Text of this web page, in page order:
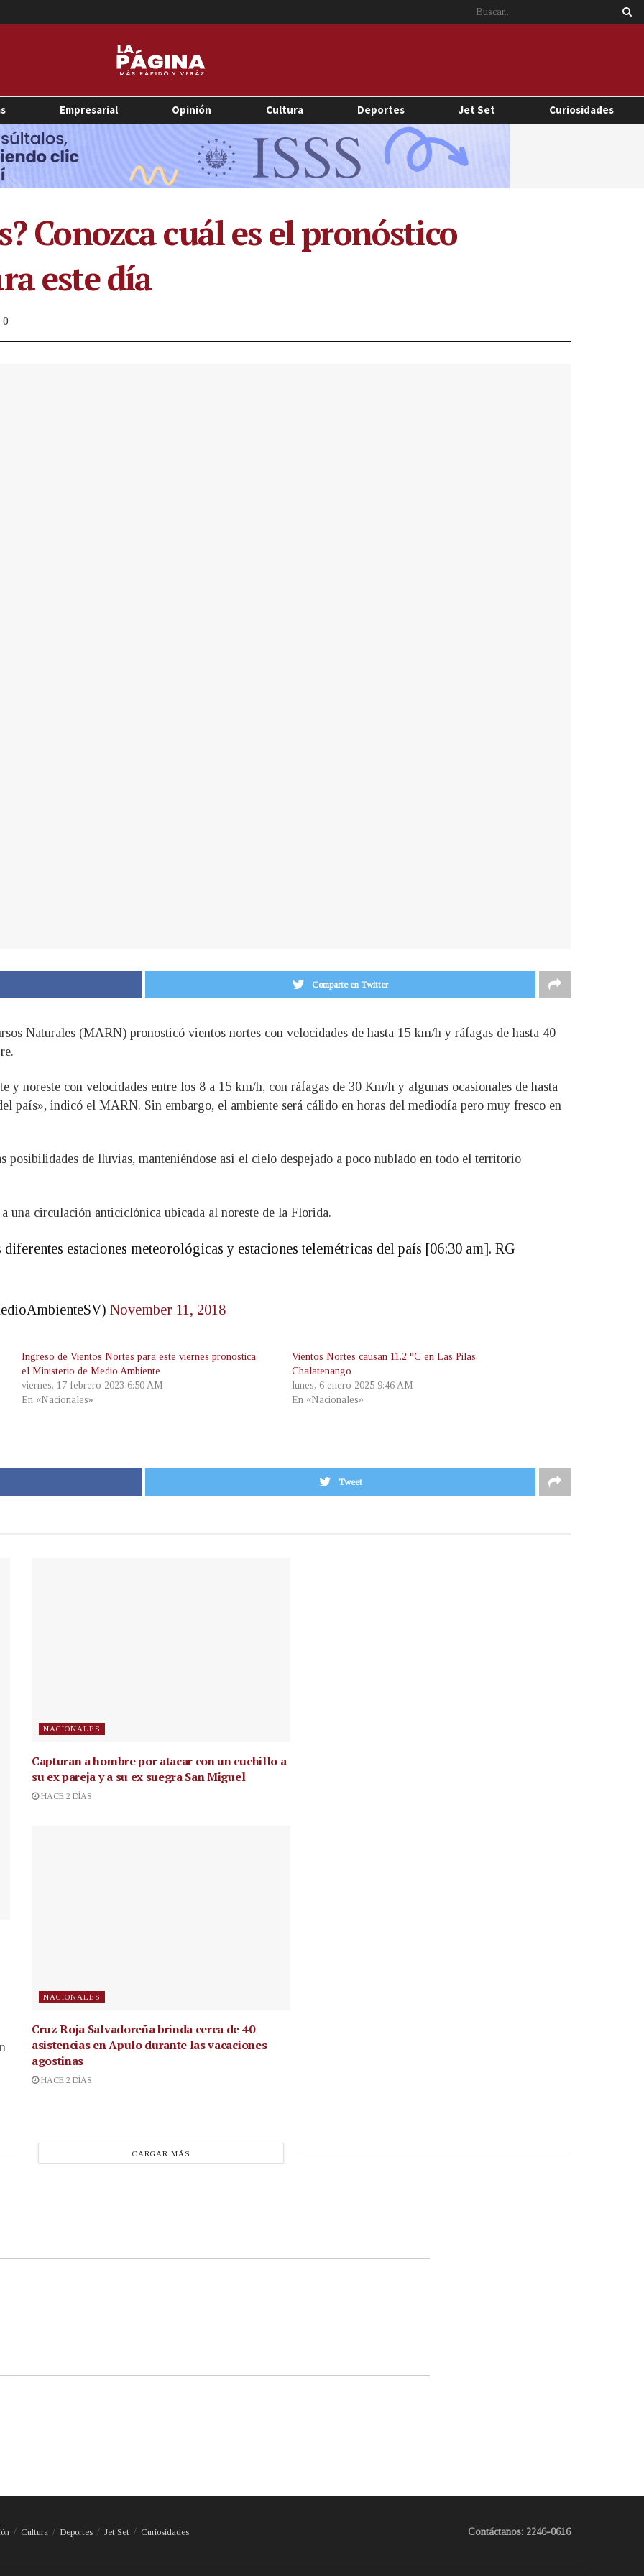
Empresarial Opinión Cultura Deportes Jet Set Curiosidades
Conozca cuál es el pronóstico
este día
0
Comparte en Twitter
Naturales (MARN) pronosticó vientos nortes con velocidades de hasta 15 km/h y ráfagas de hasta 40
y noreste con velocidades entre los 8 a 15 km/h, con ráfagas de 30 Km/h y algunas ocasionales de hasta
país», indicó el MARN. Sin embargo, el ambiente será cálido en horas del mediodía pero muy fresco en
posibilidades de lluvias, manteniéndose así el cielo despejado a poco nublado en todo el territorio
una circulación anticiclónica ubicada al noreste de la Florida.
estaciones meteorológicas y estaciones telemétricas del país [06:30 am]. RG
November 11, 2018
Ingreso de Vientos Nortes para este viernes pronostica
el Ministerio de Medio Ambiente
viernes, 17 febrero 2023 6:50 AM
En «Nacionales»
Vientos Nortes causan 11.2 °C en Las Pilas,
Chalatenango
lunes, 6 enero 2025 9:46 AM
En «Nacionales»
Tweet
NACIONALES
Capturan a hombre por atacar con un cuchillo a
su ex pareja y a su ex suegra San Miguel
HACE 2 DÍAS
NACIONALES
Cruz Roja Salvadoreña brinda cerca de 40
asistencias en Apulo durante las vacaciones
agostinas
HACE 2 DÍAS
CARGAR MÁS
Cultura Deportes Jet Set Curiosidades Contáctanos: 2246-0616